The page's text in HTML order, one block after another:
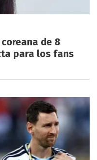
de 8
para los fans